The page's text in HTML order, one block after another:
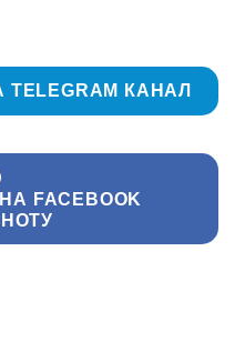
КАНАЛ
FACEBOOK